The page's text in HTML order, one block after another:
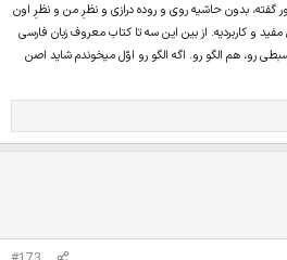
گفته، بدون حاشیه روی و روده درازی و نظرِ من و نظرِ اون
و کاربردیه. از بین این سه تا کتاب معروف زبان فارسی
رو، هم الگو رو. اگه الگو رو اوّل میخوندم شاید اصن